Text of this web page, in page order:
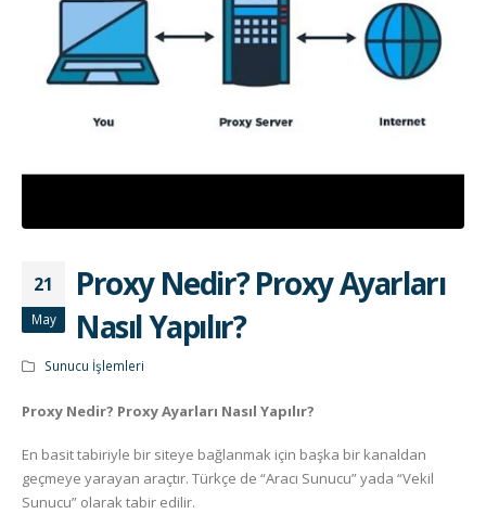
21
May
Proxy Nedir? Proxy Ayarları
Nasıl Yapılır?
Sunucu İşlemleri
Proxy Nedir? Proxy Ayarları Nasıl Yapılır?
En basit tabiriyle bir siteye bağlanmak için başka bir kanaldan
geçmeye yarayan araçtır. Türkçe de “Aracı Sunucu” yada “Vekil
Sunucu” olarak tabir edilir.